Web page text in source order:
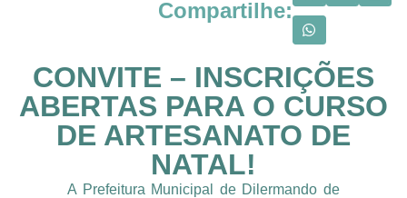
Compartilhe:
CONVITE – INSCRIÇÕES
ABERTAS PARA O CURSO
DE ARTESANATO DE
NATAL!
A Prefeitura Municipal de Dilermando de